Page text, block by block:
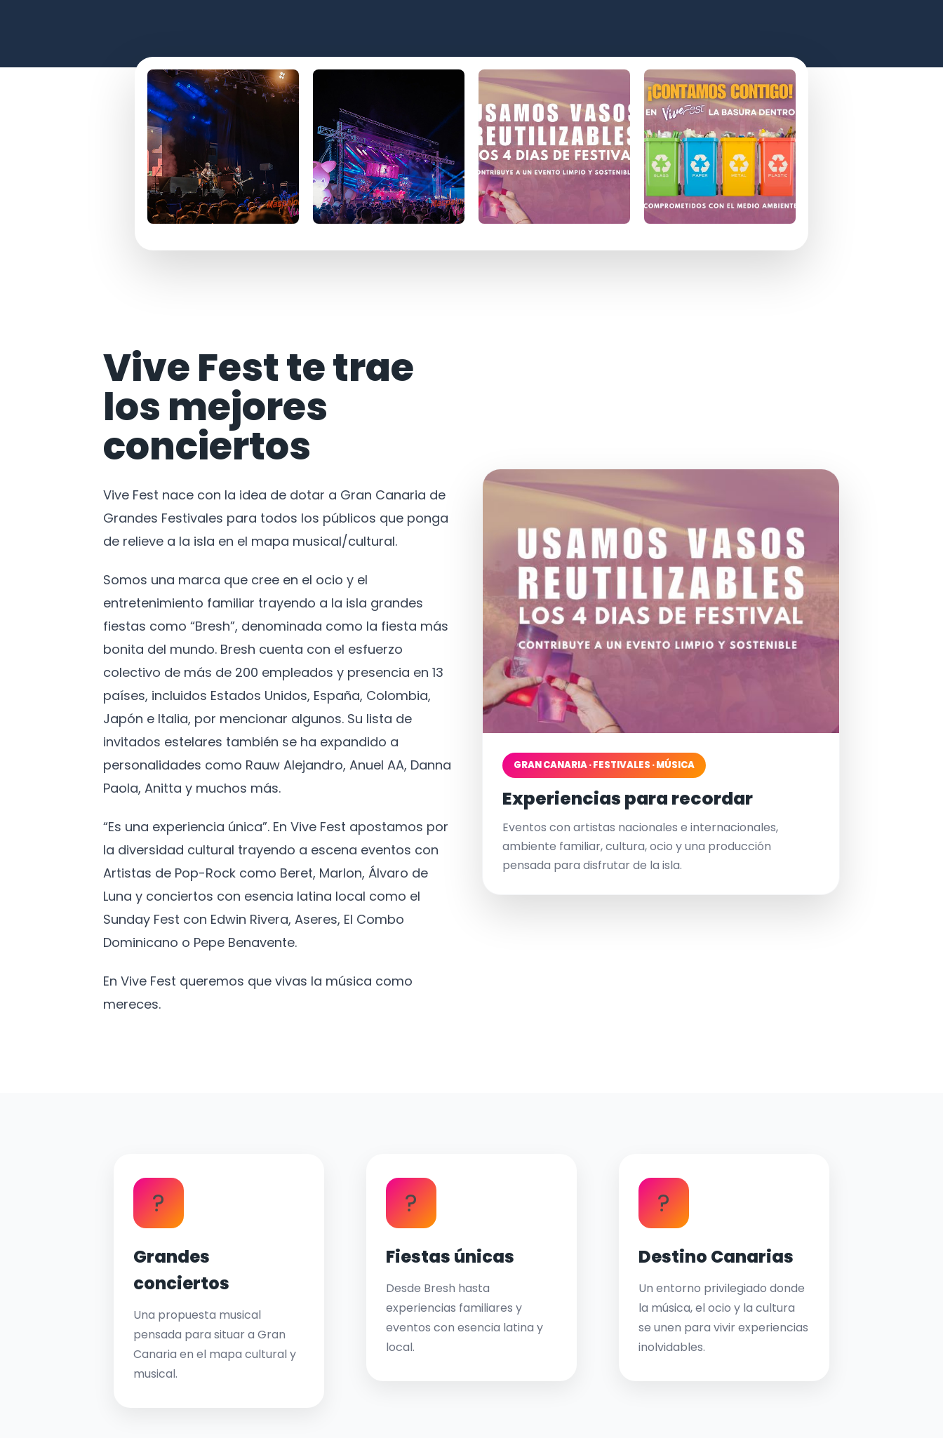
Vive Fest te trae
los mejores
conciertos
Vive Fest nace con la idea de dotar a Gran Canaria de
Grandes Festivales para todos los públicos que ponga
de relieve a la isla en el mapa musical/cultural.
Somos una marca que cree en el ocio y el
entretenimiento familiar trayendo a la isla grandes
fiestas como “Bresh”, denominada como la fiesta más
bonita del mundo. Bresh cuenta con el esfuerzo
colectivo de más de 200 empleados y presencia en 13
países, incluidos Estados Unidos, España, Colombia,
Japón e Italia, por mencionar algunos. Su lista de
invitados estelares también se ha expandido a
personalidades como Rauw Alejandro, Anuel AA, Danna
Paola, Anitta y muchos más.
“Es una experiencia única”. En Vive Fest apostamos por
la diversidad cultural trayendo a escena eventos con
Artistas de Pop-Rock como Beret, Marlon, Álvaro de
Luna y conciertos con esencia latina local como el
Sunday Fest con Edwin Rivera, Aseres, El Combo
Dominicano o Pepe Benavente.
En Vive Fest queremos que vivas la música como
mereces.
GRAN CANARIA · FESTIVALES · MÚSICA
Experiencias para recordar
Eventos con artistas nacionales e internacionales,
ambiente familiar, cultura, ocio y una producción
pensada para disfrutar de la isla.
?
Grandes
conciertos
Una propuesta musical
pensada para situar a Gran
Canaria en el mapa cultural y
musical.
?
Fiestas únicas
Desde Bresh hasta
experiencias familiares y
eventos con esencia latina y
local.
?
Destino Canarias
Un entorno privilegiado donde
la música, el ocio y la cultura
se unen para vivir experiencias
inolvidables.